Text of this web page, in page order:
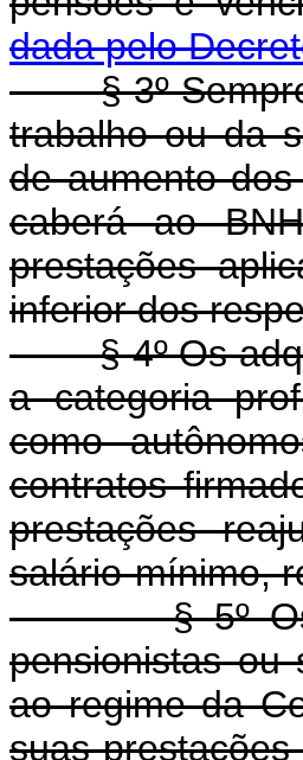
dada pelo
§ 3º Sempre
trabalho ou da
de aumento
caberá ao
prestações
inferior dos
§ 4º Os
a categoria
como
contratos
prestações
salário-mínimo,
§ 5º Os
pensionistas ou
ao regime da
suas